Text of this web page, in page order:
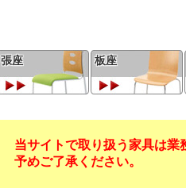
張座 板座
当サイトで取り扱う家具は
予めご了承ください。